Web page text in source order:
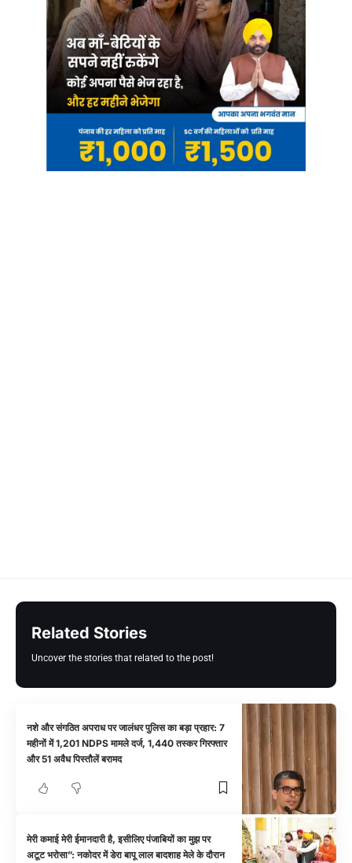
Related Stories
Uncover the stories that related to the post!
नशे और संगठित अपराध पर जालंधर पुलिस का बड़ा प्रहार: 7
महीनों में 1,201 NDPS मामले दर्ज, 1,440 तस्कर गिरफ्तार
और 51 अवैध पिस्तौलें बरामद
मेरी कमाई मेरी ईमानदारी है, इसीलिए पंजाबियों का मुझ पर
अटूट भरोसा”: नकोदर में डेरा बापू लाल बादशाह मेले के दौरान